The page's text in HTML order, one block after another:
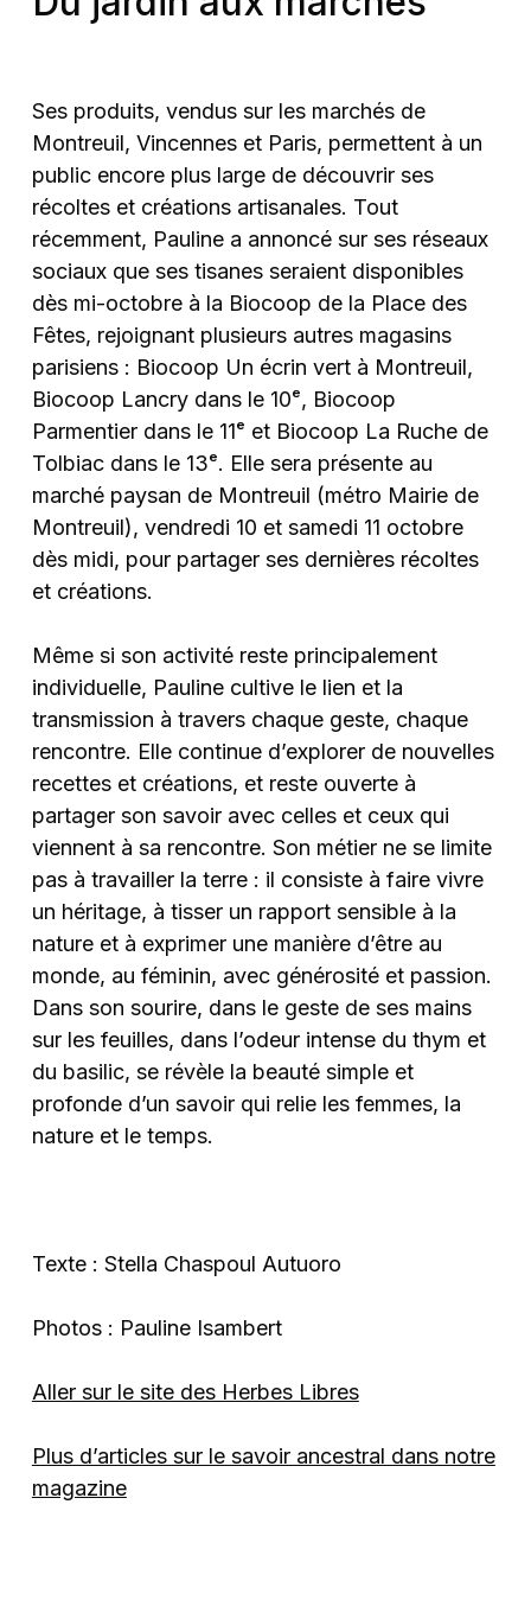
Ses produits, vendus sur les marchés de
Montreuil, Vincennes et Paris, permettent à un
public encore plus large de découvrir ses
récoltes et créations artisanales. Tout
récemment, Pauline a annoncé sur ses réseaux
sociaux que ses tisanes seraient disponibles
dès mi-octobre à la Biocoop de la Place des
Fêtes, rejoignant plusieurs autres magasins
parisiens : Biocoop Un écrin vert à Montreuil,
Biocoop Lancry dans le 10ᵉ, Biocoop
Parmentier dans le 11ᵉ et Biocoop La Ruche de
Tolbiac dans le 13ᵉ. Elle sera présente au
marché paysan de Montreuil (métro Mairie de
Montreuil), vendredi 10 et samedi 11 octobre
dès midi, pour partager ses dernières récoltes
et créations.
Même si son activité reste principalement
individuelle, Pauline cultive le lien et la
transmission à travers chaque geste, chaque
rencontre. Elle continue d’explorer de nouvelles
recettes et créations, et reste ouverte à
partager son savoir avec celles et ceux qui
viennent à sa rencontre. Son métier ne se limite
pas à travailler la terre : il consiste à faire vivre
un héritage, à tisser un rapport sensible à la
nature et à exprimer une manière d’être au
monde, au féminin, avec générosité et passion.
Dans son sourire, dans le geste de ses mains
sur les feuilles, dans l’odeur intense du thym et
du basilic, se révèle la beauté simple et
profonde d’un savoir qui relie les femmes, la
nature et le temps.
Texte : Stella Chaspoul Autuoro
Photos : Pauline Isambert
Aller sur le site des Herbes Libres
Plus d’articles sur le savoir ancestral dans notre
magazine